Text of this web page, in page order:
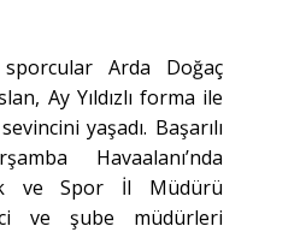
Arda Doğaç
Ay Yıldızlı forma ile
yaşadı. Başarılı
Havaalanı’nda
ve Spor İl Müdürü
ve şube müdürleri